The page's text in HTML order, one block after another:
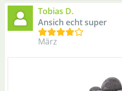
Tobias D.
Ansich echt super
März